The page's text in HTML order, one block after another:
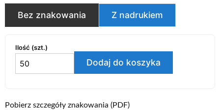
Bez znakowania Z nadrukiem
Ilość (szt.)
Dodaj do koszyka
Pobierz szczegóły znakowania (PDF)